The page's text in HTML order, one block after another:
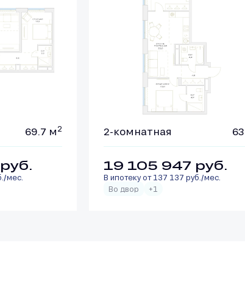
69.7 м 2
руб.
мес.
2-комнатная
19 105 947 руб.
В ипотеку от 137 137 руб./мес.
Во двор
+1